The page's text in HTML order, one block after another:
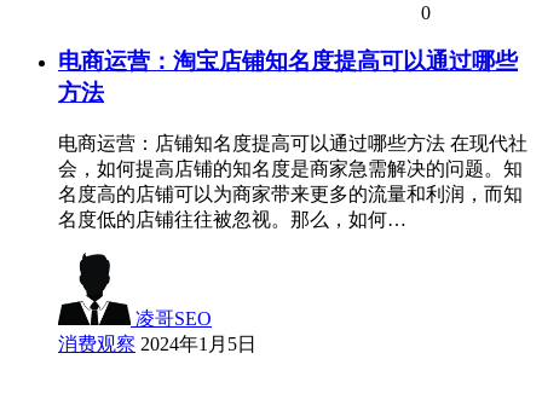
0
电商运营：淘宝店铺知名度提高可以通过哪些
方法
电商运营：店铺知名度提高可以通过哪些方法 在现代社
会，如何提高店铺的知名度是商家急需解决的问题。知
名度高的店铺可以为商家带来更多的流量和利润，而知
名度低的店铺往往被忽视。那么，如何…
凌哥SEO
消费观察 2024年1月5日